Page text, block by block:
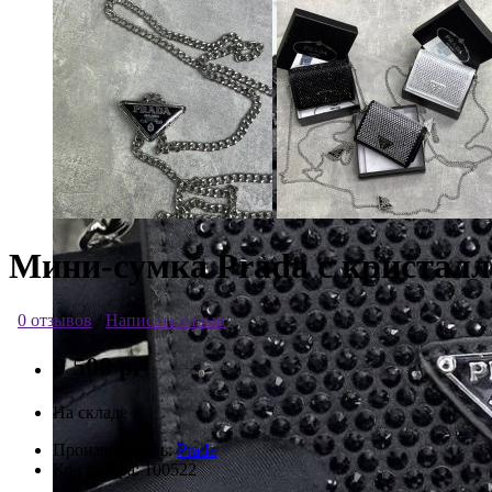
Мини-сумка Prada с
0 отзывов / Написать отзыв
9 500 р.
На складе
Производитель: Prada
Код товара:100522